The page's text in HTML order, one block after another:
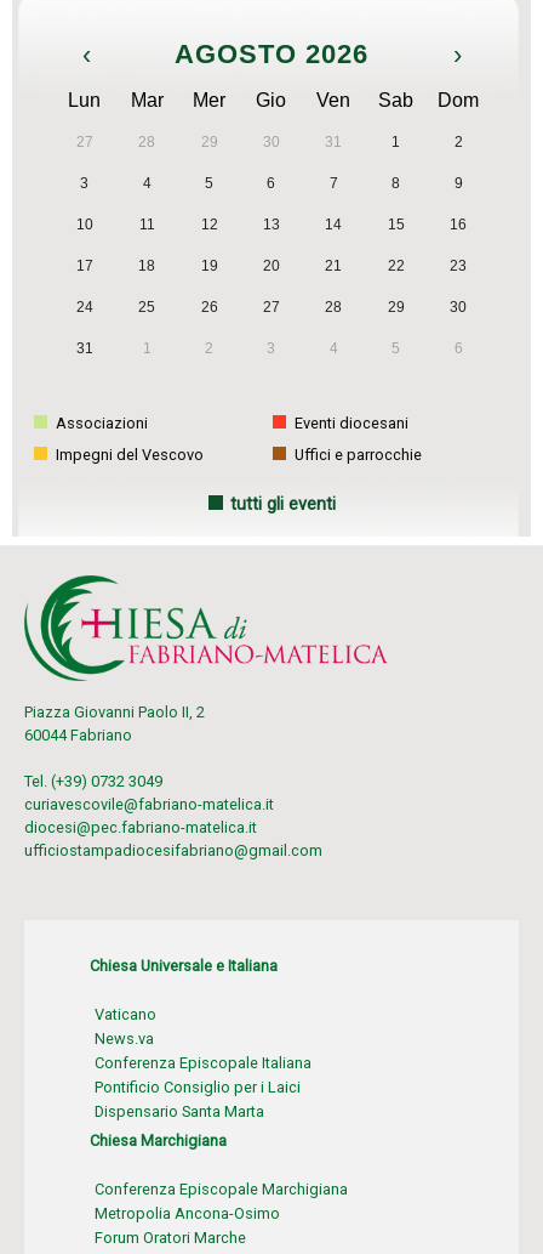
‹ AGOSTO 2026 ›
Lun Mar Mer Gio Ven Sab Dom
27 28 29 30 31 1 2
3 4 5 6 7 8 9
10 11 12 13 14 15 16
17 18 19 20 21 22 23
24 25 26 27 28 29 30
31 1 2 3 4 5 6
Associazioni
Eventi diocesani
Impegni del Vescovo
Uffici e parrocchie
tutti gli eventi
Piazza Giovanni Paolo II, 2
60044 Fabriano
Tel. (+39) 0732 3049
curiavescovile@fabriano-matelica.it
diocesi@pec.fabriano-matelica.it
ufficiostampadiocesifabriano@gmail.com
Chiesa Universale e Italiana
Vaticano
News.va
Conferenza Episcopale Italiana
Pontificio Consiglio per i Laici
Dispensario Santa Marta
Chiesa Marchigiana
Conferenza Episcopale Marchigiana
Metropolia Ancona-Osimo
Forum Oratori Marche